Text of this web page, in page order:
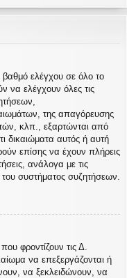
βαθμό ελέγχου σε όλο το
να ελέγχουν όλες τις
της απαγόρευσης
κλπ., εξαρτώνται από
δικαιώματα αυτός ή αυτή
επίσης να έχουν πλήρεις
ανάλογα με τις
του συστήματος συζητήσεων.
φροντίζουν τις Δ.
να επεξεργάζονται ή
να ξεκλειδώνουν, να